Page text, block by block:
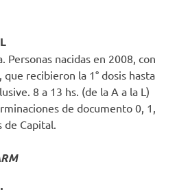
Personas nacidas en 2008, con
recibieron la 1° dosis hasta
8 a 13 hs. (de la A a la L)
de documento 0, 1,
de Capital.